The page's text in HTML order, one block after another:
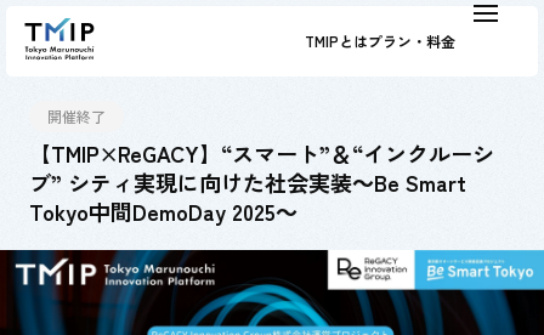
TMIPとはプラン・料金
開催終了
【TMIP×ReGACY】“スマート”＆“インクルーシ
ブ” シティ実現に向けた社会実装～Be Smart
Tokyo中間DemoDay 2025～